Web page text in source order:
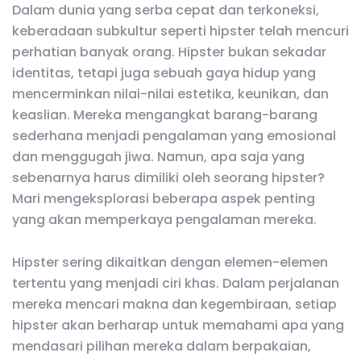
Dalam dunia yang serba cepat dan terkoneksi,
keberadaan subkultur seperti hipster telah mencuri
perhatian banyak orang. Hipster bukan sekadar
identitas, tetapi juga sebuah gaya hidup yang
mencerminkan nilai-nilai estetika, keunikan, dan
keaslian. Mereka mengangkat barang-barang
sederhana menjadi pengalaman yang emosional
dan menggugah jiwa. Namun, apa saja yang
sebenarnya harus dimiliki oleh seorang hipster?
Mari mengeksplorasi beberapa aspek penting
yang akan memperkaya pengalaman mereka.
Hipster sering dikaitkan dengan elemen-elemen
tertentu yang menjadi ciri khas. Dalam perjalanan
mereka mencari makna dan kegembiraan, setiap
hipster akan berharap untuk memahami apa yang
mendasari pilihan mereka dalam berpakaian,